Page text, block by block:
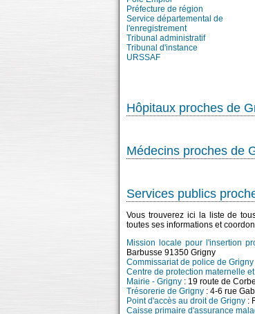
Préfecture de région
Service départemental de
l'enregistrement
Tribunal administratif
Tribunal d'instance
URSSAF
Hôpitaux proches de
Médecins proches de
Services publics
Vous trouverez ici la liste de
toutes ses informations et
Mission locale pour l'insertion
Barbusse 91350 Grigny
Commissariat de police de Grigny
Centre de protection maternelle
Mairie - Grigny : 19 route de
Trésorerie de Grigny : 4-6 rue
Point d'accès au droit de Grigny :
Caisse primaire d'assurance